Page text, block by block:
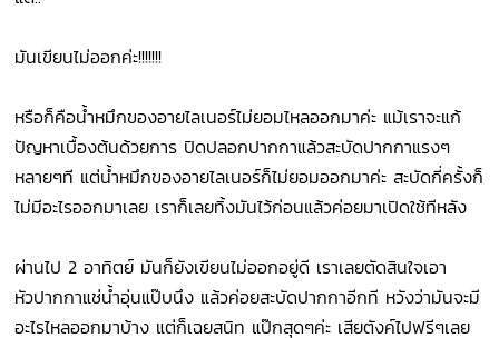
มันเขียนไม่ออกค่ะ!!!!!!!
หรือก็คือน้ำหมึกของอายไลเนอร์ไม่ยอมไหลออกมาค่ะ แม้เราจะแก้
ปัญหาเบื้องต้นด้วยการ ปิดปลอกปากกาแล้วสะบัดปากกาแรงๆ
หลายๆที แต่น้ำหมึกของอายไลเนอร์ก็ไม่ยอมออกมาค่ะ สะบัดกี่ครั้งก็
ไม่มีอะไรออกมาเลย เราก็เลยทิ้งมันไว้ก่อนแล้วค่อยมาเปิดใช้ทีหลัง
ผ่านไป 2 อาทิตย์ มันก็ยังเขียนไม่ออกอยู่ดี เราเลยตัดสินใจเอา
หัวปากกาแช่น้ำอุ่นแป๊บนึง แล้วค่อยสะบัดปากกาอีกที หวังว่ามันจะมี
อะไรไหลออกมาบ้าง แต่ก็เฉยสนิท แป๊กสุดๆค่ะ เสียตังค์ไปฟรีๆเลย